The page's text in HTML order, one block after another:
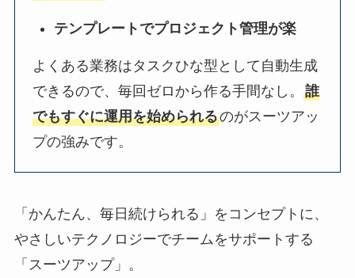
テンプレートでプロジェクト管理が楽
よくある業務はタスクひな型として自動生成
できるので、毎回ゼロから作る手間なし。誰
でもすぐに運用を始められるのがスーツアッ
プの強みです。
「かんたん、毎日続けられる」をコンセプトに、
やさしいテクノロジーでチームをサポートする
「スーツアップ」。